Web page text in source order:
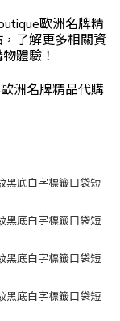
歐洲名牌精
了解更多相關資
體驗！
歐洲名牌精品代購